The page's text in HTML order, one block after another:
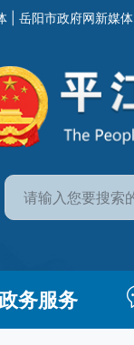
岳阳市政府网新媒体
务服务